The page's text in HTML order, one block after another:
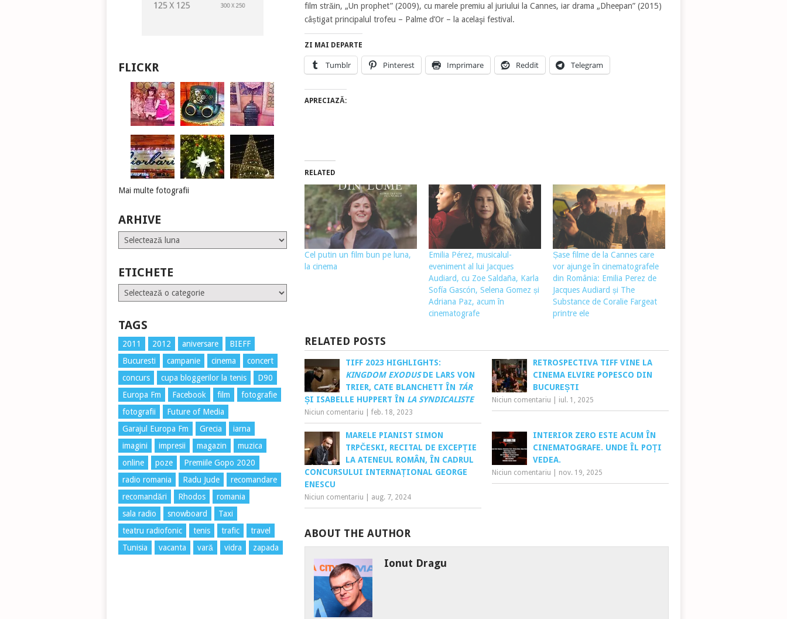
film străin, „Un prophet” (2009), cu marele premiu al juriului la Cannes, iar drama „Dheepan” (2015)
câștigat principalul trofeu – Palme d’Or – la acelaşi festival.
ZI MAI DEPARTE
Tumblr Pinterest Imprimare Reddit Telegram
APRECIAZĂ:
RELATED
Cel putin un film bun pe luna,
la cinema
Emilia Pérez, musicalul-
eveniment al lui Jacques
Audiard, cu Zoe Saldaña, Karla
Sofía Gascón, Selena Gomez și
Adriana Paz, acum în
cinematografe
Șase filme de la Cannes care
vor ajunge în cinematografele
din România: Emilia Perez de
Jacques Audiard și The
Substance de Coralie Fargeat
printre ele
RELATED POSTS
TIFF 2023 HIGHLIGHTS:
KINGDOM EXODUSDE LARS VON
TRIER, CATE BLANCHETT ÎN TÁR
ȘI ISABELLE HUPPERT ÎN LA SYNDICALISTE
Niciun comentariu feb. 18, 2023
RETROSPECTIVA TIFF VINE LA
CINEMA ELVIRE POPESCO DIN
BUCUREȘTI
Niciun comentariu iul. 1, 2025
MARELE PIANIST SIMON
TRPČESKI, RECITAL DE EXCEPȚIE
LA ATENEUL ROMÂN, ÎN CADRUL
CONCURSULUI INTERNAȚIONAL GEORGE
ENESCU
Niciun comentariu aug. 7, 2024
INTERIOR ZERO ESTE ACUM ÎN
CINEMATOGRAFE. UNDE ÎL POȚI
VEDEA.
Niciun comentariu nov. 19, 2025
ABOUT THE AUTHOR
Ionut Dragu
FLICKR
Mai multe fotografii
ARHIVE
Arhive
ETICHETE
Etichete
TAGS
2011 2012 aniversare
BIEFF
Bucuresti
campanie cinema
concert
concurs
cupa bloggerilor la tenis
D90
Europa Fm
Facebook film
fotografie
fotografii
Future of Media
Garajul Europa Fm
Grecia
iarna
imagini
impresii magazin
muzica
online
poze
Premiile Gopo 2020
radio romania
Radu Jude
recomandare
recomandări
Rhodos
romania
sala radio
snowboard
Taxi
teatru radiofonic
tenis trafic
travel
Tunisia
vacanta vară vidra zapada